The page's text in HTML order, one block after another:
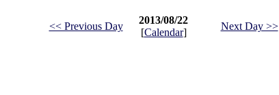
<< Previous Day
2013/08/22
[Calendar]
Next Day >>